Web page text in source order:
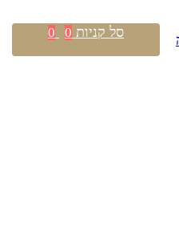
סל קניות 0
0